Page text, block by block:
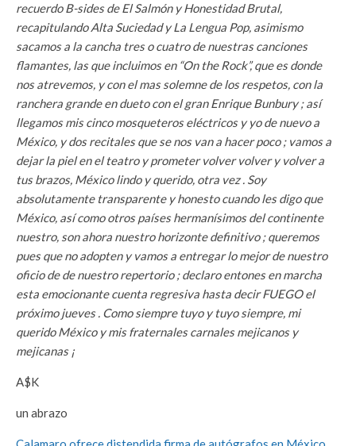
recuerdo B-sides de El Salmón y Honestidad Brutal,
recapitulando Alta Suciedad y La Lengua Pop, asimismo
sacamos a la cancha tres o cuatro de nuestras canciones
flamantes, las que incluimos en “On the Rock”, que es donde
nos atrevemos, y con el mas solemne de los respetos, con la
ranchera grande en dueto con el gran Enrique Bunbury ; así
llegamos mis cinco mosqueteros eléctricos y yo de nuevo a
México, y dos recitales que se nos van a hacer poco ; vamos a
dejar la piel en el teatro y prometer volver volver y volver a
tus brazos, México lindo y querido, otra vez . Soy
absolutamente transparente y honesto cuando les digo que
México, así como otros países hermanísimos del continente
nuestro, son ahora nuestro horizonte definitivo ; queremos
pues que no adopten y vamos a entregar lo mejor de nuestro
oficio de de nuestro repertorio ; declaro entones en marcha
esta emocionante cuenta regresiva hasta decir FUEGO el
próximo jueves . Como siempre tuyo y tuyo siempre, mi
querido México y mis fraternales carnales mejicanos y
mejicanas ¡
A$K
un abrazo